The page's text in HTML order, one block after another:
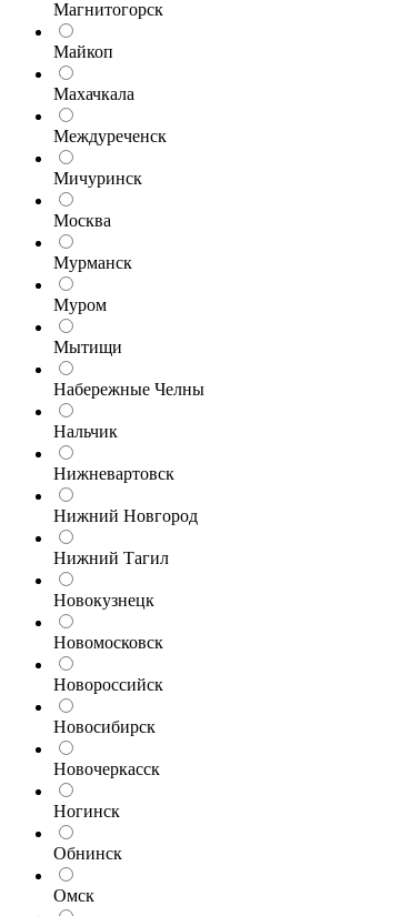
Магнитогорск
Майкоп
Махачкала
Междуреченск
Мичуринск
Москва
Мурманск
Муром
Мытищи
Набережные Челны
Нальчик
Нижневартовск
Нижний Новгород
Нижний Тагил
Новокузнецк
Новомосковск
Новороссийск
Новосибирск
Новочеркасск
Ногинск
Обнинск
Омск